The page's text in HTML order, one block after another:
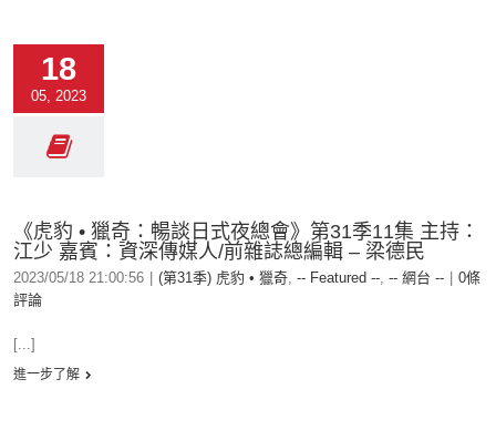
18
05, 2023
《虎豹 • 獵奇：暢談日式夜總會》第31季11集 主持：
江少 嘉賓：資深傳媒人/前雜誌總編輯 – 梁德民
2023/05/18 21:00:56 (第31季) 虎豹 • 獵奇, -- Featured --, -- 網台 --
0條
評論
[...]
進一步了解